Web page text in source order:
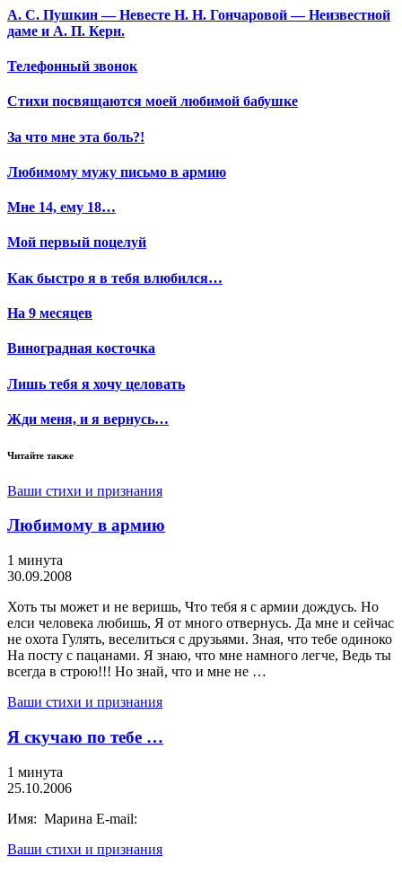
А. С. Пушкин — Невесте Н. Н. Гончаровой — Неизвестной
даме и А. П. Керн.
Телефонный звонок
Стихи посвящаются моей любимой бабушке
За что мне эта боль?!
Любимому мужу письмо в армию
Мне 14, ему 18…
Мой первый поцелуй
Как быстро я в тебя влюбился…
На 9 месяцев
Виноградная косточка
Лишь тебя я хочу целовать
Жди меня, и я вернусь…
Читайте также
Ваши стихи и признания
Любимому в армию
1 минута
30.09.2008
Хоть ты может и не веришь, Что тебя я с армии дождусь. Но
елси человека любишь, Я от много отвернусь. Да мне и сейчас
не охота Гулять, веселиться с друзьями. Зная, что тебе одиноко
На посту с пацанами. Я знаю, что мне намного легче, Ведь ты
всегда в строю!!! Но знай, что и мне не …
Ваши стихи и признания
Я скучаю по тебе …
1 минута
25.10.2006
Имя: Марина E-mail:
Ваши стихи и признания